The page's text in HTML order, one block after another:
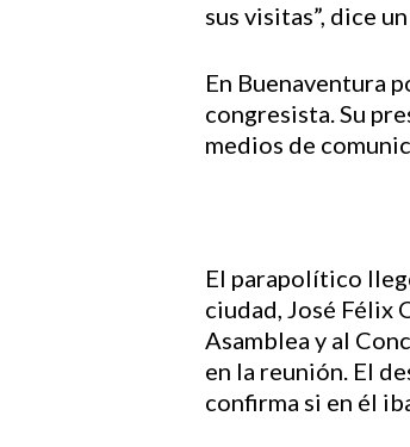
sus visitas”, dice
En Buenaventura
congresista. Su
medios de
El parapolítico
ciudad, José Félix
Asamblea y al
en la reunión. El
confirma si en él